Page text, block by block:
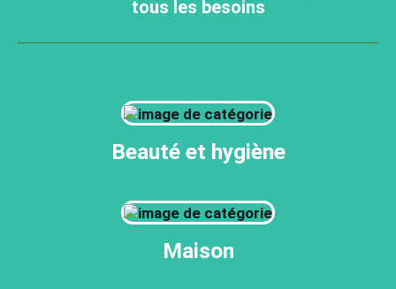
tous les besoins
Beauté et hygiène
Maison